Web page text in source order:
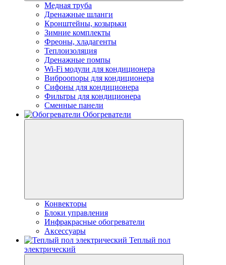
Медная труба
Дренажные шланги
Кронштейны, козырьки
Зимние комплекты
Фреоны, хладагенты
Теплоизоляция
Дренажные помпы
Wi-Fi модули для кондиционера
Виброопоры для кондиционера
Сифоны для кондиционера
Фильтры для кондиционера
Сменные панели
Обогреватели
Конвекторы
Блоки управления
Инфракрасные обогреватели
Аксессуары
Теплый пол
электрический